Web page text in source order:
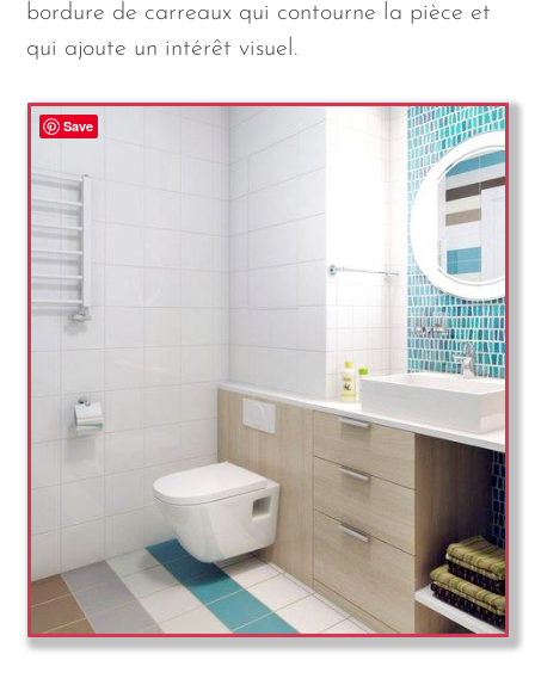
bordure de carreaux qui contourne la pièce et
qui ajoute un intérêt visuel.
Save